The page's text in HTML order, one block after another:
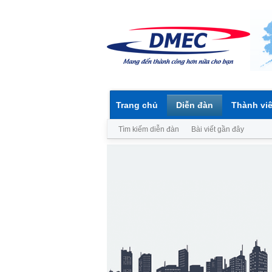
Trang chủ Diễn đàn
Tìm kiếm diễn đàn Bài viết gần đây
Thành